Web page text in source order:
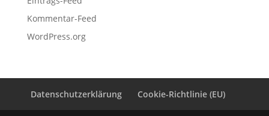
Kommentar-Feed
WordPress.org
Datenschutzerklärung Cookie-Richtlinie (EU)